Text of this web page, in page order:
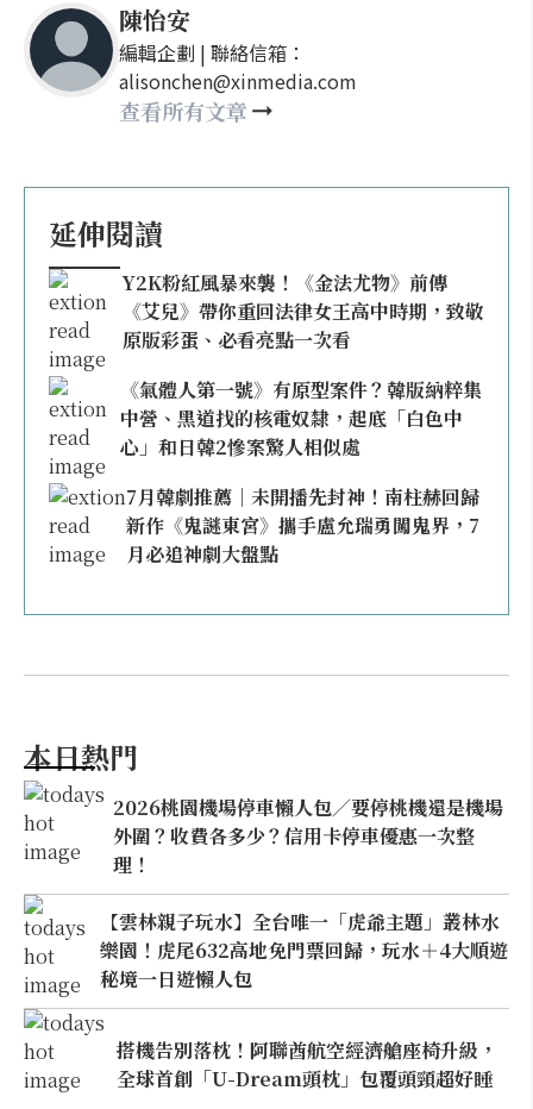
陳怡安
編輯企劃 | 聯絡信箱：
alisonchen@xinmedia.com
查看所有文章
延伸閱讀
Y2K粉紅風暴來襲！《金法尤物》前傳
《艾兒》帶你重回法律女王高中時期，致敬
原版彩蛋、必看亮點一次看
《氣體人第一號》有原型案件？韓版納粹集
中營、黑道找的核電奴隸，起底「白色中
心」和日韓2慘案驚人相似處
7月韓劇推薦｜未開播先封神！南柱赫回歸
新作《鬼謎東宮》攜手盧允瑞勇闖鬼界，7
月必追神劇大盤點
本日熱門
2026桃園機場停車懶人包／要停桃機還是機場
外圍？收費各多少？信用卡停車優惠一次整
理！
【雲林親子玩水】全台唯一「虎爺主題」叢林水
樂園！虎尾632高地免門票回歸，玩水＋4大順遊
秘境一日遊懶人包
搭機告別落枕！阿聯酋航空經濟艙座椅升級，
全球首創「U-Dream頭枕」包覆頭頸超好睡